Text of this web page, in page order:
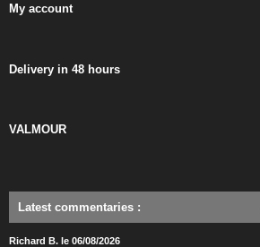
My account
Delivery in 48 hours
VALMOUR
Latest commentaries :
Richard B. le 06/08/2026